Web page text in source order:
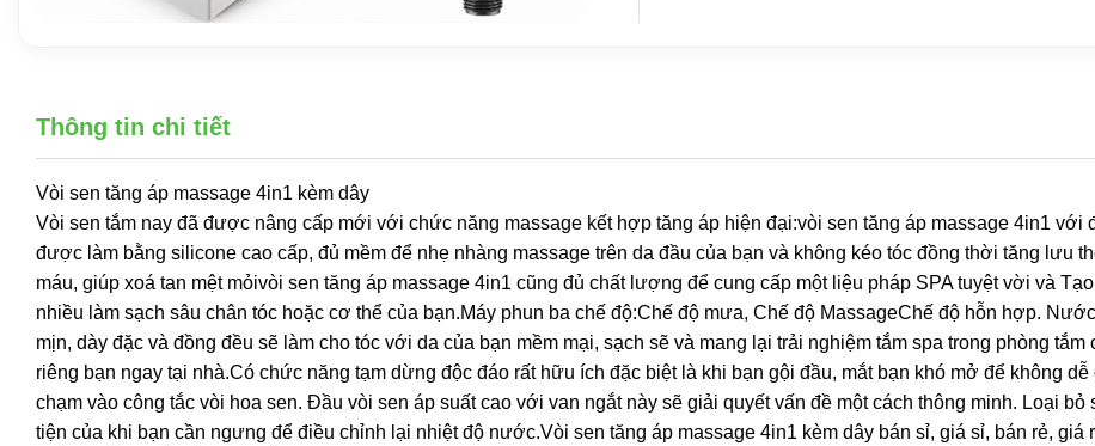
Thông tin chi tiết
Vòi sen tăng áp massage 4in1 kèm dây
Vòi sen tắm nay đã được nâng cấp mới với chức năng massage kết hợp tăng áp hiện đại:vòi sen tăng áp massage 4in1 với
được làm bằng silicone cao cấp, đủ mềm để nhẹ nhàng massage trên da đầu của bạn và không kéo tóc đồng thời tăng lưu
máu, giúp xoá tan mệt mỏivòi sen tăng áp massage 4in1 cũng đủ chất lượng để cung cấp một liệu pháp SPA tuyệt vời và
nhiều làm sạch sâu chân tóc hoặc cơ thể của bạn.Máy phun ba chế độ:Chế độ mưa, Chế độ MassageChế độ hỗn hợp.
mịn, dày đặc và đồng đều sẽ làm cho tóc với da của bạn mềm mại, sạch sẽ và mang lại trải nghiệm tắm spa trong phòng tắm
riêng bạn ngay tại nhà.Có chức năng tạm dừng độc đáo rất hữu ích đặc biệt là khi bạn gội đầu, mắt bạn khó mở để không dễ
chạm vào công tắc vòi hoa sen. Đầu vòi sen áp suất cao với van ngắt này sẽ giải quyết vấn đề một cách thông minh. Loại bỏ
tiện của khi bạn cần ngưng để điều chỉnh lại nhiệt độ nước.Vòi sen tăng áp massage 4in1 kèm dây bán sỉ, giá sỉ, bán rẻ, giá